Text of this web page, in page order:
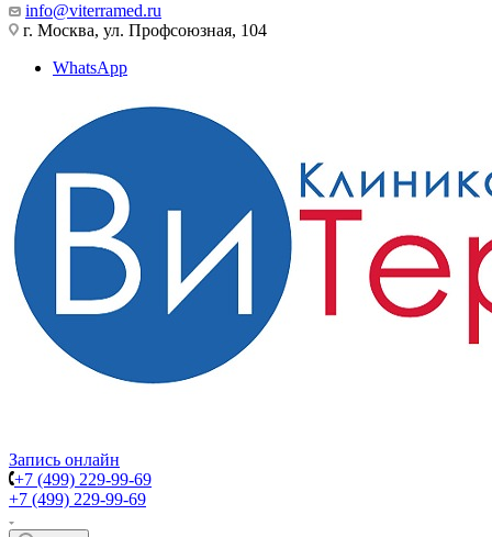
info@viterramed.ru
г. Москва, ул. Профсоюзная, 104
WhatsApp
Запись онлайн
+7 (499) 229-99-69
+7 (499) 229-99-69